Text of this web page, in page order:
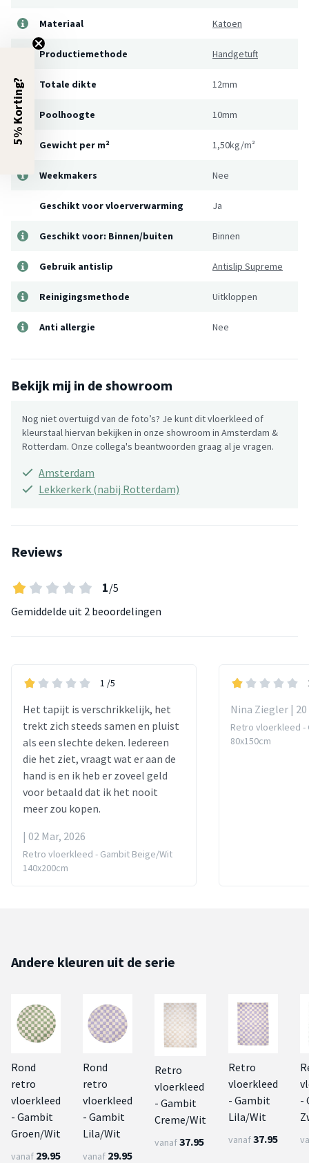
Materiaal Katoen
Productiemethode Handgetuft
Totale dikte 12mm
Poolhoogte 10mm
Gewicht per m² 1,50kg/m²
Weekmakers Nee
Geschikt voor vloerverwarming Ja
Geschikt voor: Binnen/buiten Binnen
Gebruik antislip Antislip Supreme
Reinigingsmethode Uitkloppen
Anti allergie Nee
Bekijk mij in de showroom
Nog niet overtuigd van de foto’s? Je kunt dit vloerkleed of
kleurstaal hiervan bekijken in onze showroom in Amsterdam &
Rotterdam. Onze collega's beantwoorden graag al je vragen.
Amsterdam
Lekkerkerk (nabij Rotterdam)
Reviews
1/5
Gemiddelde uit 2 beoordelingen
1 /5
Het tapijt is verschrikkelijk, het
trekt zich steeds samen en pluist
als een slechte deken. Iedereen
die het ziet, vraagt wat er aan de
hand is en ik heb er zoveel geld
voor betaald dat ik het nooit
meer zou kopen.
| 02 Mar, 2026
Retro vloerkleed - Gambit Beige/Wit
140x200cm
Nina Ziegler | 20
Retro vloerkleed -
80x150cm
Andere kleuren uit de serie
Rond
retro
vloerkleed
- Gambit
Groen/Wit
vanaf 29.95
Rond
retro
vloerkleed
- Gambit
Lila/Wit
vanaf 29.95
Retro
vloerkleed
- Gambit
Creme/Wit
vanaf37.95
Retro
vloerkleed
- Gambit
Lila/Wit
vanaf37.95
-
5% Korting?